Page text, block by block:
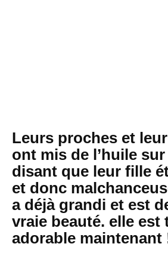
Leurs proches et
ont mis de l’huile
disant que leur fille
et donc
a déjà grandi et est
vraie beauté. elle est
adorable maintenant